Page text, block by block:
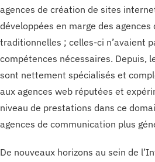
agences de création de sites
développées en marge des
traditionnelles ; celles-ci n’avaient
compétences nécessaires. Depuis,
sont nettement spécialisés et
aux agences web réputées et
niveau de prestations dans ce
agences de communication plus
De nouveaux horizons au sein de